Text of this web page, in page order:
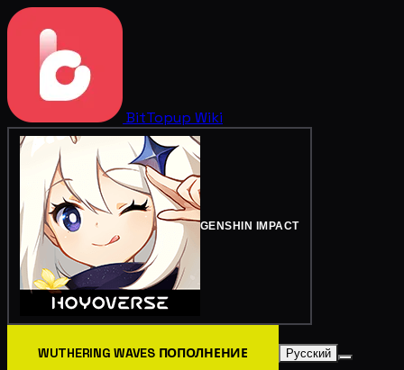
BitTopup Wiki
GENSHIN IMPACT
WUTHERING WAVES ПОПОЛНЕНИЕ Русский